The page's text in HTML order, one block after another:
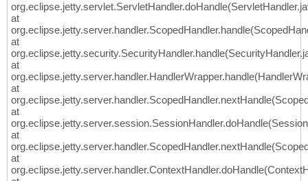
at
at
at
at
at
at
at